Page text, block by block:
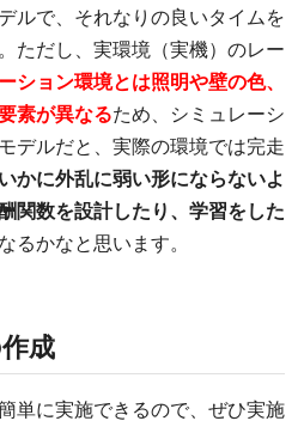
ルで、それなりの良いタイムを
ただし、実環境（実機）のレー
ション環境とは照明や壁の色、
素が異なるため、シミュレーシ
デルだと、実際の環境では完走
いかに外乱に弱い形にならないよ
関数を設計したり、学習をした
るかなと思います。
成
単に実施できるので、ぜひ実施